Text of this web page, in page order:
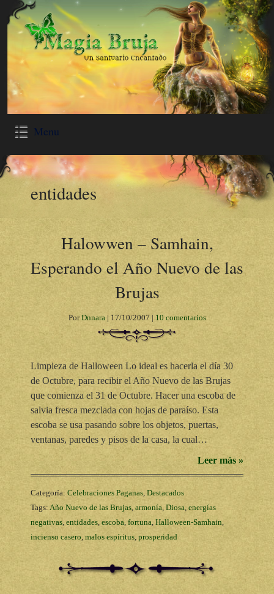
Menu
entidades
Halowwen – Samhain,
Esperando el Año Nuevo de las
Brujas
PorDnnara| 17/10/2007| 10 comentarios
Limpieza de Halloween Lo ideal es hacerla el día 30
de Octubre, para recibir el Año Nuevo de las Brujas
que comienza el 31 de Octubre. Hacer una escoba de
salvia fresca mezclada con hojas de paraíso. Esta
escoba se usa pasando sobre los objetos, puertas,
ventanas, paredes y pisos de la casa, la cual…
Leer más »
Categoría: Celebraciones Paganas, Destacados
Tags: Año Nuevo de las Brujas, armonía, Diosa, energías
negativas, entidades, escoba, fortuna, Halloween-Samhain,
incienso casero, malos espíritus,prosperidad